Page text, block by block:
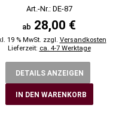
Art.-Nr.: DE-87
ab 28,00 €
19 % MwSt. zzgl. Versandkosten
Lieferzeit: ca. 4-7 Werktage
DETAILS ANZEIGEN
IN DEN WARENKORB